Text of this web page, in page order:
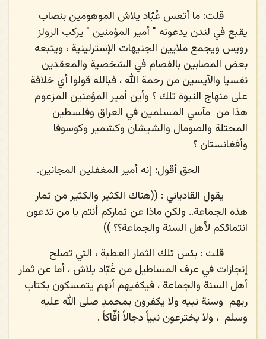
قلت: ما أتعس عُبّاد يلاش الموهومين بنصاب
يقبع في لندن يدعونه " أمير المؤمنين " يركب الرولز
رويس ويجمع ملايين الجنيهات الإسترلينية ، ويتبعه
بعض المصابين بالفصام في الشخصية والمعقدين
نفسيا والآيسين من رحمة الله ، فبالله قولوا أي خلافة
على منهاج النبوة تلك ؟ وأين أمير المؤمنين المزعوم
هذا من مآسي المسلمين في العراق وفلسطين
المحتلة والصومال والشيشان وكشمير وكوسوفا
وأفغانستان ؟
الحق أقول: إنه أمير المغفلين المجانين.
يقول القادياني : ((هناك الكثير والكثير من ثمار
هذه الجماعة.. ولكن ماذا عن ثماركم أنتم يا من تدعون
انتمائكم لأهل السنة والجماعة؟؟ ))
قلت : بئس تلك الثمار العطبة ، التي تصلح
إنجازات في عرف المساطيل من عُبّاد يلاش ، أما عن ثمار
أهل السنة والجماعة ، فيكفيهم أنهم يتمسكون بكتاب
ربهم وسنة نبيه ولا يكفرون بمحمدٍ صلى الله عليه
وسلم ، ولا يخترعون نبياً دجالاً أفّاكاً .